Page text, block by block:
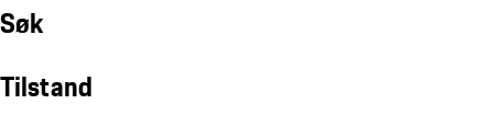
Søk
Tilstand